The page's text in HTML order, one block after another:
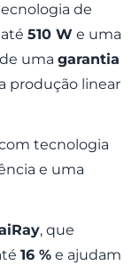
de
510 W e uma
uma garantia
produção linear
tecnologia
e uma
, que
16 % e ajudam